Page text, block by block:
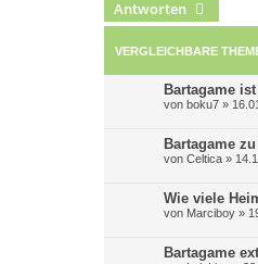
Antworten
VERGLEICHBARE
Bartagame
von boku7 »
Bartagame
von Celtica »
Wie viele
von Marciboy »
Bartagame